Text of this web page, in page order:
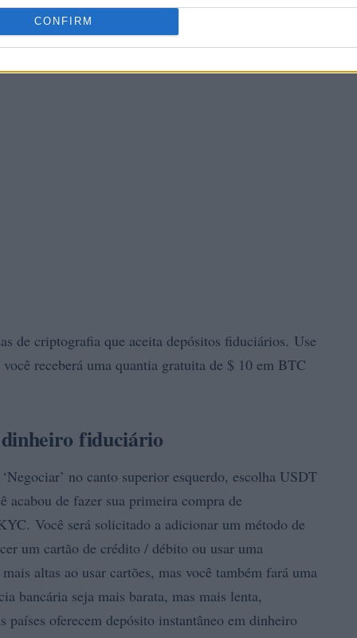
CONFIRM
de criptografia que aceita depósitos fiduciários. Use
receberá uma quantia gratuita de $ 10 em BTC
fiduciário
no canto superior esquerdo, escolha USDT
de fazer sua primeira compra de
Você será solicitado a adicionar um método de
um cartão de crédito / débito ou usar uma
altas ao usar cartões, mas você também fará uma
bancária seja mais barata, mas mais lenta,
países oferecem depósito instantâneo em dinheiro